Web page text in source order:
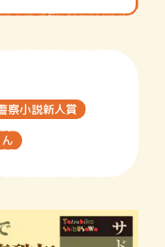
察小説新人賞